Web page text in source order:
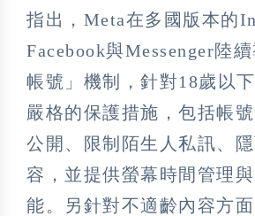
指出，Meta在多國版本的
Facebook與Messenger陸
帳號」機制，針對18歲以
嚴格的保護措施，包括帳
公開、限制陌生人私訊、
容，並提供螢幕時間管理
能。另針對不適齡內容方